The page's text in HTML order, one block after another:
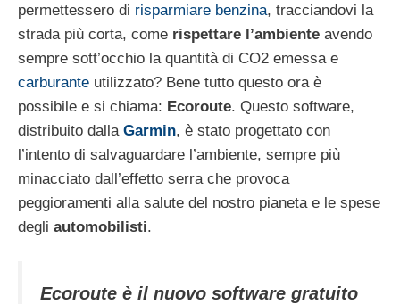
permettessero di risparmiare benzina, tracciandovi la
strada più corta, come rispettare l’ambiente avendo
sempre sott’occhio la quantità di CO2 emessa e
carburante utilizzato? Bene tutto questo ora è
possibile e si chiama: Ecoroute. Questo software,
distribuito dalla Garmin, è stato progettato con
l’intento di salvaguardare l’ambiente, sempre più
minacciato dall’effetto serra che provoca
peggioramenti alla salute del nostro pianeta e le spese
degli automobilisti.
Ecoroute è il nuovo software gratuito